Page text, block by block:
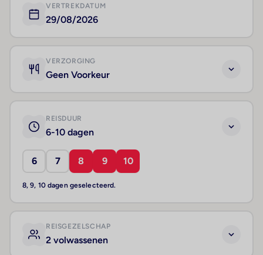
VERTREKDATUM
29/08/2026
VERZORGING
Geen Voorkeur
REISDUUR
6-10 dagen
6 7 8 9 10
8, 9, 10 dagen geselecteerd.
REISGEZELSCHAP
2 volwassenen